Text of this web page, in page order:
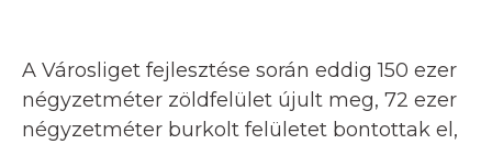
A Városliget fejlesztése során eddig 150 ezer
négyzetméter zöldfelület újult meg, 72 ezer
négyzetméter burkolt felületet bontottak el,